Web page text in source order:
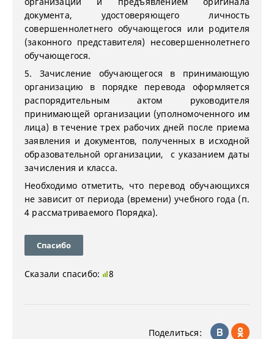
документа, удостоверяющего личность
совершеннолетнего обучающегося или родителя
(законного представителя) несовершеннолетнего
обучающегося.
5. Зачисление обучающегося в принимающую
организацию в порядке перевода оформляется
распорядительным актом руководителя
принимающей организации (уполномоченного им
лица) в течение трех рабочих дней после приема
заявления и документов, полученных в исходной
образовательной организации, с указанием даты
зачисления и класса.
Необходимо отметить, что перевод обучающихся
не зависит от периода (времени) учебного года (п.
4 рассматриваемого Порядка).
Спасибо
Сказали спасибо: 8
Поделиться: